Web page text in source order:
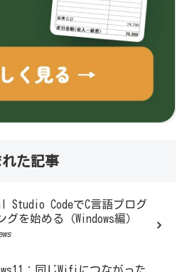
た記事
Studio CodeでC言語プログ
グを始める（Windows編）
：同じWifiにつながった